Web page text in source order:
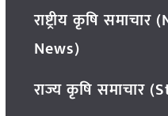
राष्ट्रीय कृषि
News)
राज्य कृषि समाचार